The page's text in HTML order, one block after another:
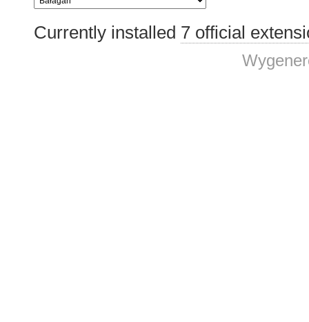
Currently installed 7 official